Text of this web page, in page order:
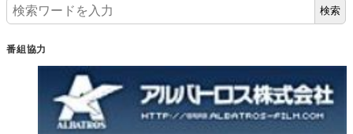
検索
番組協力